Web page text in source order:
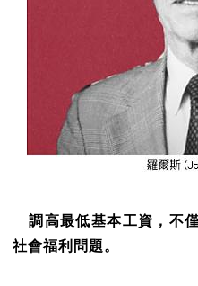
調高最低基本工資，不
社會福利問題。